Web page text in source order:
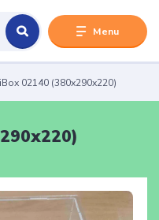
Menu
02140 (380x290x220)